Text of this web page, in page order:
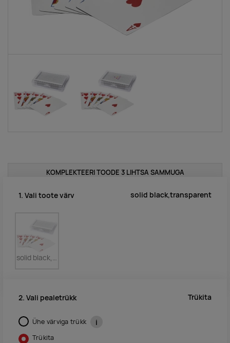
KOMPLEKTEERI TOODE 3 LIHTSA SAMMUGA
1. Vali toote värv solid black,transparent
solid black,transparent
2. Vali pealetrükk Trükita
Ühe värviga trükk i
Trükita